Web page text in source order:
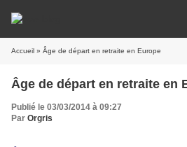
Accueil » Âge de départ en retraite en Europe
Âge de départ en retraite en
Publié le 03/03/2014 à 09:27
Par Orgris